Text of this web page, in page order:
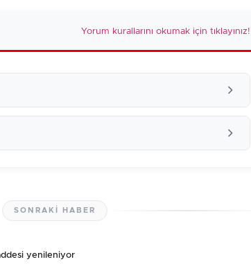
Yorum kurallarını okumak için tıklayınız!
SONRAKI HABER
yenileniyor